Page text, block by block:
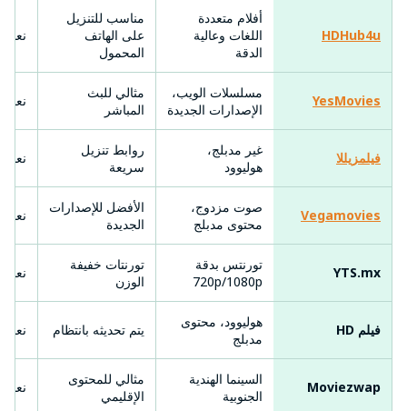
HDHub4u
أفلام متعددة
اللغات وعالية
الدقة
مناسب للتنزيل
على الهاتف
المحمول
نعم
YesMovies
مسلسلات الويب،
الإصدارات الجديدة
مثالي للبث
المباشر
نعم
فيلمزيللا
غير مدبلج،
هوليوود
روابط تنزيل
سريعة
نعم
Vegamovies
صوت مزدوج،
محتوى مدبلج
الأفضل للإصدارات
الجديدة
نعم
YTS.mx
تورنتس بدقة
720p/1080p
تورنتات خفيفة
الوزن
نعم
فيلم HD
هوليوود، محتوى
مدبلج
يتم تحديثه بانتظام نعم
Moviezwap
السينما الهندية
الجنوبية
مثالي للمحتوى
الإقليمي
نعم